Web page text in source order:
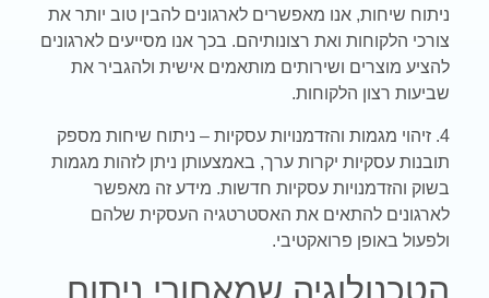
ניתוח שיחות, אנו מאפשרים לארגונים להבין טוב יותר את
צורכי הלקוחות ואת רצונותיהם. בכך אנו מסייעים לארגונים
להציע מוצרים ושירותים מותאמים אישית ולהגביר את
שביעות רצון הלקוחות.
4. זיהוי מגמות והזדמנויות עסקיות – ניתוח שיחות מספק
תובנות עסקיות יקרות ערך, באמצעותן ניתן לזהות מגמות
בשוק והזדמנויות עסקיות חדשות. מידע זה מאפשר
לארגונים להתאים את האסטרטגיה העסקית שלהם
ולפעול באופן פרואקטיבי.